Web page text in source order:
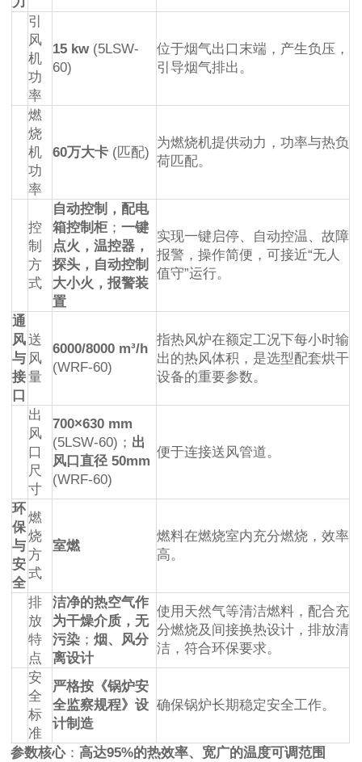
引
风
机
功
率
15 kw (5LSW-
60)
位于烟气出口末端，产生负压，
引导烟气排出。
燃
烧
机
功
率
60万大卡 (匹配)
为燃烧机提供动力，功率与热负
荷匹配。
控
制
方
式
自动控制，配电
箱控制柜 ；一键
点火，温控器，
探头，自动控制
大小火，报警装
置
实现一键启停、自动控温、故障
报警，操作简便，可接近“无人
值守”运行。
通
风
与
接
口
送
风
量
6000/8000 m³/h
(WRF-60)
指热风炉在额定工况下每小时输
出的热风体积，是选型配套烘干
设备的重要参数。
出
风
口
尺
寸
700×630 mm
(5LSW-60)； 出
风口直径 50mm
(WRF-60)
便于连接送风管道。
环
保
与
安
全
燃
烧
方
式
室燃
燃料在燃烧室内充分燃烧，效率
高。
排
放
特
点
洁净的热空气作
为干燥介质，无
污染 ；烟、风分
离设计
使用天然气等清洁燃料，配合充
分燃烧及间接换热设计，排放清
洁，符合环保要求。
安
全
标
准
严格按《锅炉安
全监察规程》设
计制造
确保锅炉长期稳定安全工作。
参数核心： 高达95%的热效率、宽广的温度可调范围